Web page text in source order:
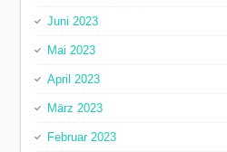
Juni 2023
Mai 2023
April 2023
März 2023
Februar 2023